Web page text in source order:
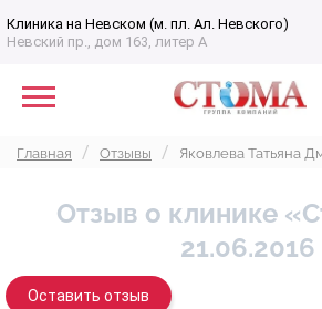
Клиника на Невском (м. пл. Ал. Невского)
Невский пр., дом 163, литер А
Главная Отзывы Яковлева Татьяна
Отзыв о клинике
21.06.2016
Оставить отзыв